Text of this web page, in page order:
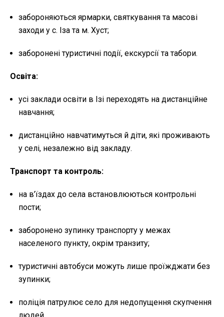
забороняються ярмарки, святкування та масові
заходи у с. Іза та м. Хуст;
заборонені туристичні події, екскурсії та табори.
Освіта:
усі заклади освіти в Ізі переходять на дистанційне
навчання;
дистанційно навчатимуться й діти, які проживають
у селі, незалежно від закладу.
Транспорт та контроль:
на в’їздах до села встановлюються контрольні
пости;
заборонено зупинку транспорту у межах
населеного пункту, окрім транзиту;
туристичні автобуси можуть лише проїжджати без
зупинки;
поліція патрулює село для недопущення скупчення